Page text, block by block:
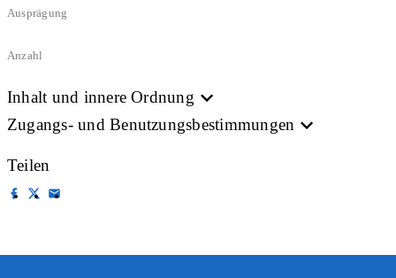
Ausprägung
Anzahl
Inhalt und innere Ordnung
Zugangs- und Benutzungsbestimmungen
Teilen